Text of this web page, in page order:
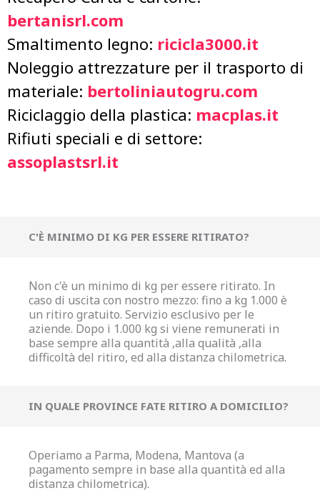
bertanisrl.com
Smaltimento legno: ricicla3000.it
Noleggio attrezzature per il trasporto di
materiale: bertoliniautogru.com
Riciclaggio della plastica: macplas.it
Rifiuti speciali e di settore:
assoplastsrl.it
C'È MINIMO DI KG PER ESSERE RITIRATO?
Non c'è un minimo di kg per essere ritirato. In
caso di uscita con nostro mezzo: fino a kg 1.000 è
un ritiro gratuito. Servizio esclusivo per le
aziende. Dopo i 1.000 kg si viene remunerati in
base sempre alla quantità ,alla qualità ,alla
difficoltà del ritiro, ed alla distanza chilometrica.
IN QUALE PROVINCE FATE RITIRO A DOMICILIO?
Operiamo a Parma, Modena, Mantova (a
pagamento sempre in base alla quantità ed alla
distanza chilometrica).